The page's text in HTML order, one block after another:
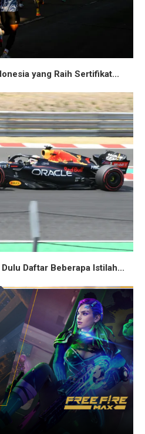
yang Raih Sertifikat...
Daftar Beberapa Istilah...